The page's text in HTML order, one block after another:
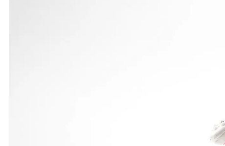
Bis dahin schien Rebecca Konold um den Titel
nicht und musste sich mit 4,90 m zufrieden geben.
Meter kam sie auf insgesamt 4639 Punkte, die
Tina Brenner kam zwar in keiner Disziplin an ihre
neuen Hausrekord im Siebenkampf und Platz 7.
Siebenkampf steigerte sie sich um 25 auf 3486
In der Mannschaftswertung belegte das LG-